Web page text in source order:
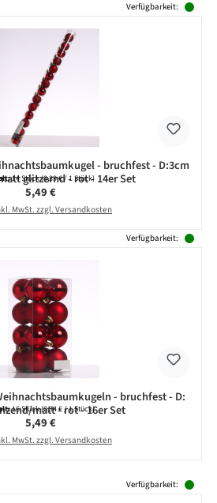
Verfügbarkeit:
- bruchfest - D:3cm
glitzernd - rot - 14er Set
14 Stück(0,39 € / 1 Stück)
Regulärer Preis:
5,49 €
MwSt. zzgl. Versandkosten
Verfügbarkeit:
- bruchfest - D:
matt - rot - 16er Set
16 Stück(0,34 € / 1 Stück)
Regulärer Preis:
5,49 €
MwSt. zzgl. Versandkosten
Verfügbarkeit: